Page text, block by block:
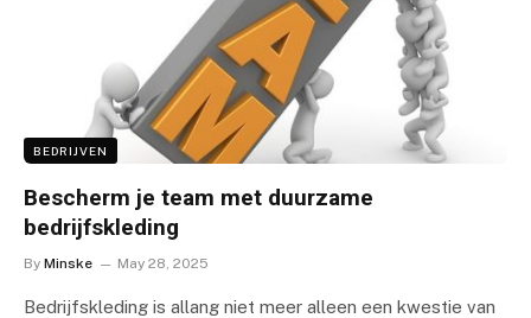
BEDRIJVEN
Bescherm je team met duurzame
bedrijfskleding
By Minske May 28, 2025
Bedrijfskleding is allang niet meer alleen een kwestie van